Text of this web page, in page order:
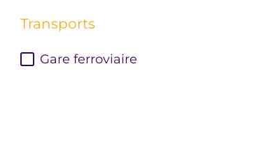
Transports
Gare ferroviaire